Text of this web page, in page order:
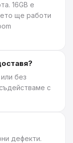
16GB е
ще работи
без
с
дефекти.